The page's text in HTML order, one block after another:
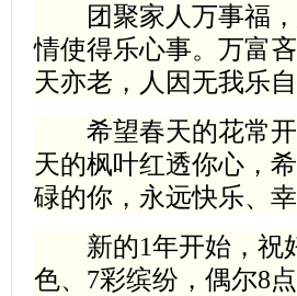
团聚家人万事福，
情使得乐心事。万富
天亦老，人因无我乐
希望春天的花常开
天的枫叶红透你心，
碌的你，永远快乐、
新的1年开始，祝好
色、7彩缤纷，偶尔8